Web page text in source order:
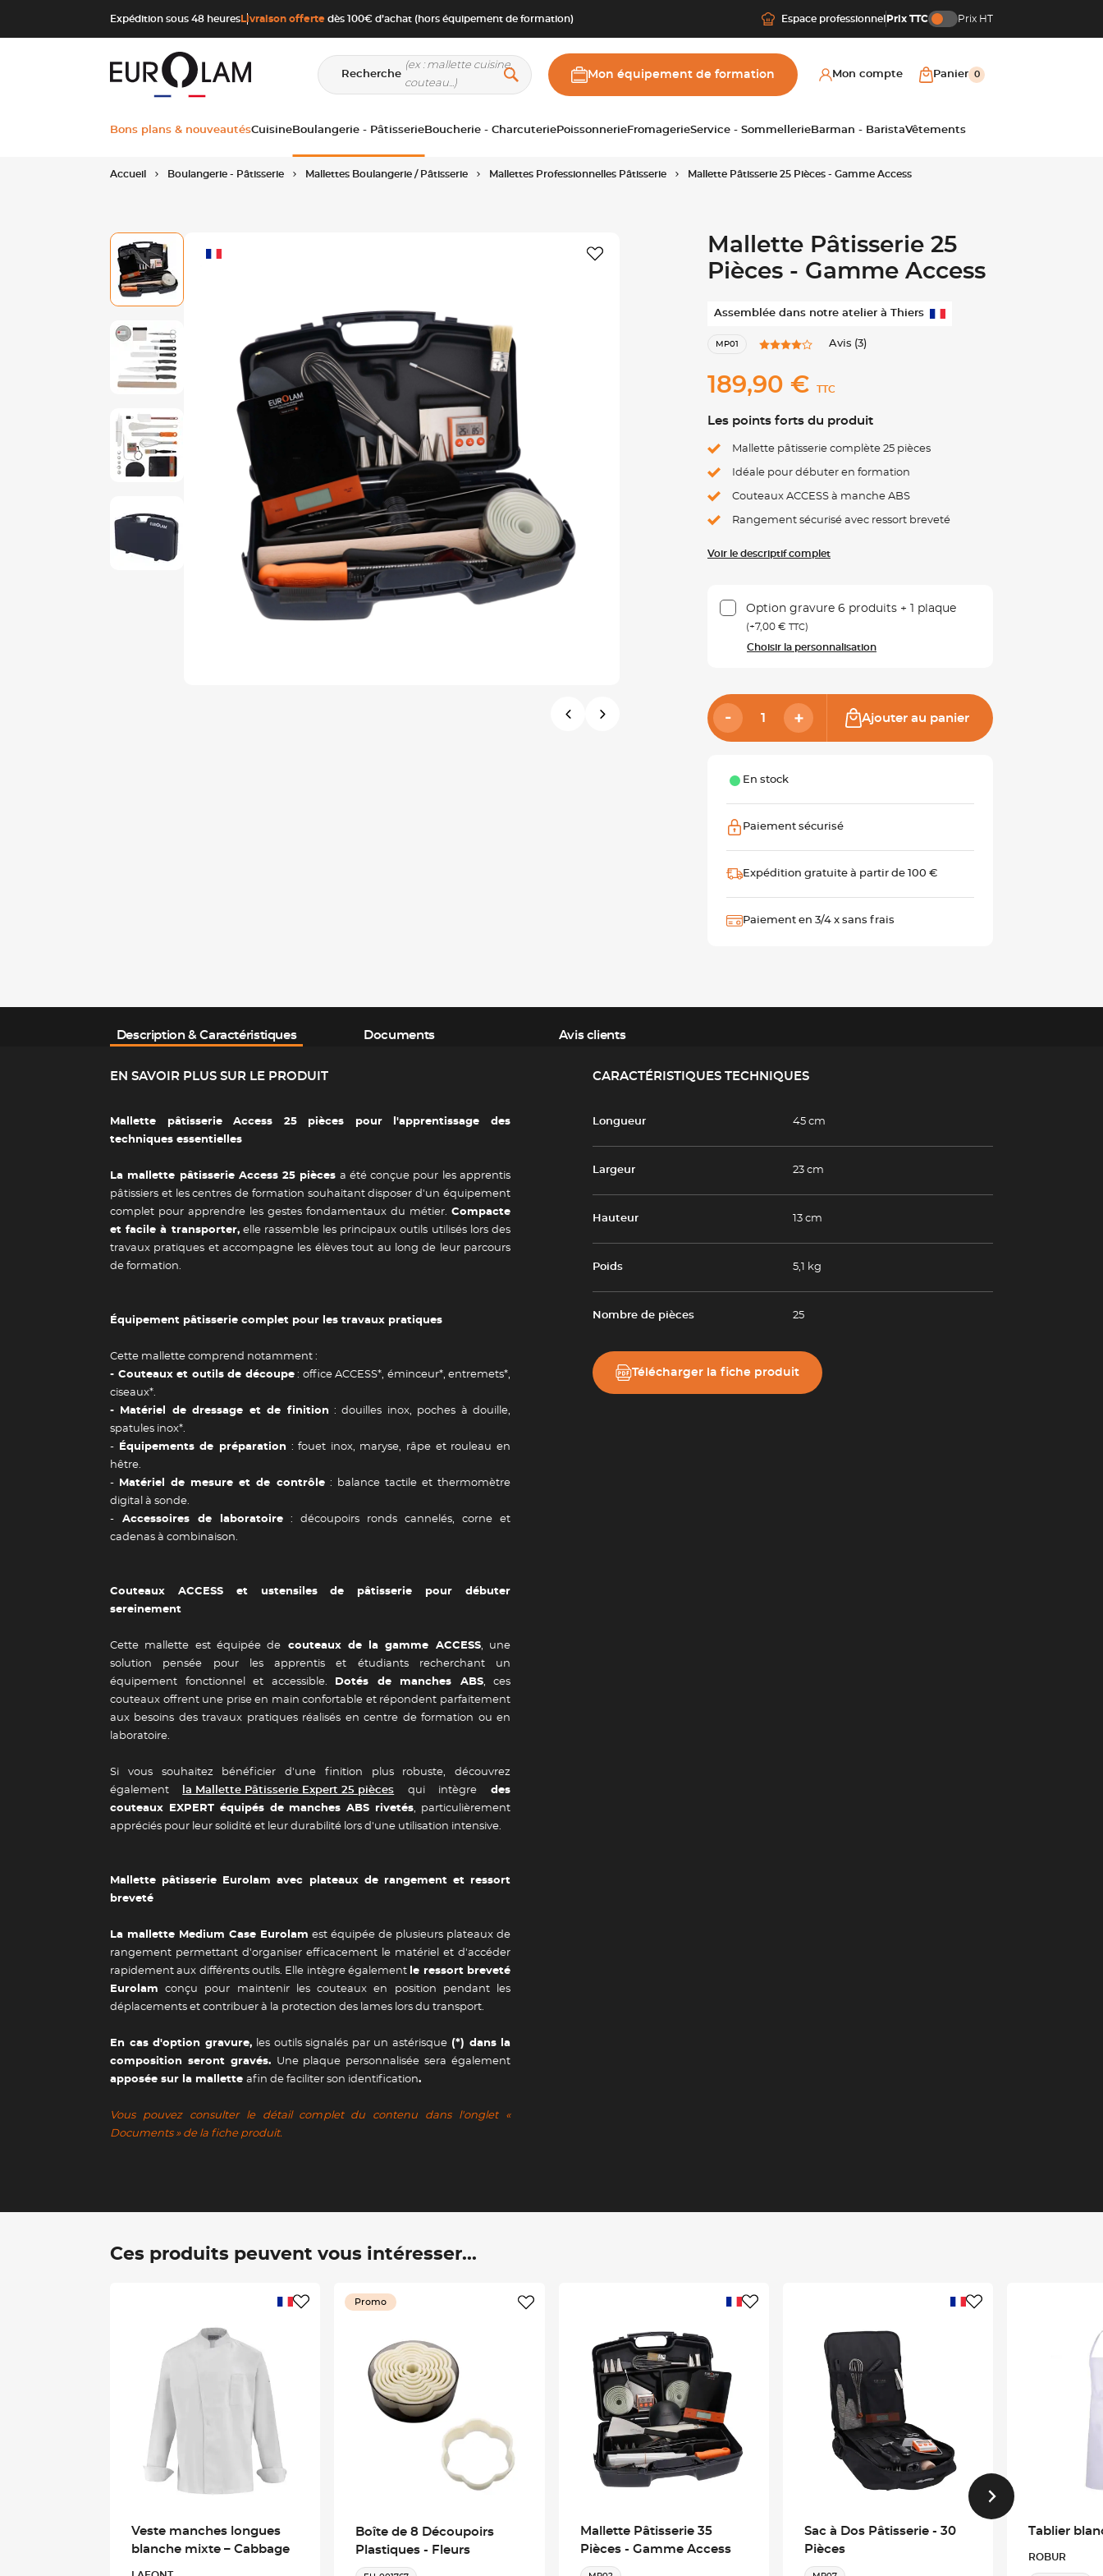
Expédition sous 48 heures Livraison offerte dès 100€ d’achat (hors équipement de formation) Espace professionnel Prix TTC Prix HT
Recherche Mon équipement de formation Mon compte Panier 0
Bons plans & nouveautésCuisine Boulangerie - Pâtisserie Boucherie - Charcuterie Poissonnerie FromagerieService - Sommellerie Barman - BaristaVêtements
Accueil Boulangerie - Pâtisserie Mallettes Boulangerie / Pâtisserie Mallettes Professionnelles Pâtisserie Mallette Pâtisserie 25 Pièces - Gamme Access
Mallette Pâtisserie 25
Pièces - Gamme Access
Assemblée dans notre atelier à Thiers
MP01 Avis (3)
189,90 € TTC
Les points forts du produit
Mallette pâtisserie complète 25 pièces
Idéale pour débuter en formation
Couteaux ACCESS à manche ABS
Rangement sécurisé avec ressort breveté
Voir le descriptif complet
Option gravure 6 produits + 1 plaque
(+7,00 € TTC)
Choisir la personnalisation
Ajouter au panier
En stock
Paiement sécurisé
Expédition gratuite à partir de 100 €
Paiement en 3/4 x sans frais
Description & Caractéristiques Documents Avis clients
EN SAVOIR PLUS SUR LE PRODUIT
Mallette pâtisserie Access 25 pièces pour l'apprentissage des
techniques essentielles
La mallette pâtisserie Access 25 pièces a été conçue pour les apprentis
pâtissiers et les centres de formation souhaitant disposer d'un équipement
complet pour apprendre les gestes fondamentaux du métier. Compacte
et facile à transporter,elle rassemble les principaux outils utilisés lors des
travaux pratiques et accompagne les élèves tout au long de leur parcours
de formation.
Équipement pâtisserie complet pour les travaux pratiques
Cette mallette comprend notamment :
- Couteaux et outils de découpe: office ACCESS*, éminceur*, entremets*,
ciseaux*.
- Matériel de dressage et de finition : douilles inox, poches à douille,
spatules inox*.
-
Équipements de préparation : fouet inox, maryse, râpe et rouleau en
hêtre.
-
Matériel de mesure et de contrôle: balance tactile et thermomètre
digital à sonde.
- Accessoires de laboratoire : découpoirs ronds cannelés, corne et
cadenas à combinaison.
Couteaux ACCESS et ustensiles de pâtisserie pour débuter
sereinement
Cette mallette est équipée de couteaux de la gamme ACCESS, une
solution pensée pour les apprentis et étudiants recherchant un
équipement fonctionnel et accessible.
Dotés de manches ABS, ces
couteaux offrent une prise en main confortable et répondent parfaitement
aux besoins des travaux pratiques réalisés en centre de formation ou en
laboratoire.
Si vous souhaitez bénéficier d'une finition plus robuste, découvrez
également
la Mallette Pâtisserie Expert 25 pièces qui intègredes
couteaux EXPERT équipés de manches ABS rivetés, particulièrement
appréciés pour leur solidité et leur durabilité lors d'une utilisation intensive.
Mallette pâtisserie Eurolam avec plateaux de rangement et ressort
breveté
La mallette Medium Case Eurolam est équipée de plusieurs plateaux de
rangement permettant d'organiser efficacement le matériel et d'accéder
rapidement aux différents outils. Elle intègre également le ressort breveté
Eurolam conçu pour maintenir les couteaux en position pendant les
déplacements et contribuer à la protection des lames lors du transport.
En cas d'option gravure, les outils signalés par un astérisque(*) dans la
composition seront gravés.
Une plaque personnalisée sera également
apposée sur la mallette afin de faciliter son identification.
Vous pouvez consulter le détail complet du contenu dans l'onglet «
Documents » de la fiche produit.
CARACTÉRISTIQUES TECHNIQUES
Longueur 45 cm
Largeur 23 cm
Hauteur 13 cm
Poids 5,1 kg
Nombre de pièces 25
Télécharger la fiche produit
Guide des tailles
Ces produits peuvent vous intéresser...
Veste manches longues
blanche mixte – Cabbage
Promo
Boîte de 8 Découpoirs
Plastiques - Fleurs
Mallette Pâtisserie 35
Pièces - Gamme Access
Sac à Dos Pâtisserie - 30
Pièces
Tablier
ROBUR
Newsletter
Adresse e-mail *